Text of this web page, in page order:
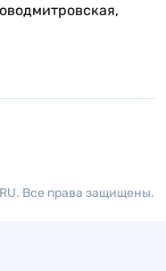
Все права защищены.